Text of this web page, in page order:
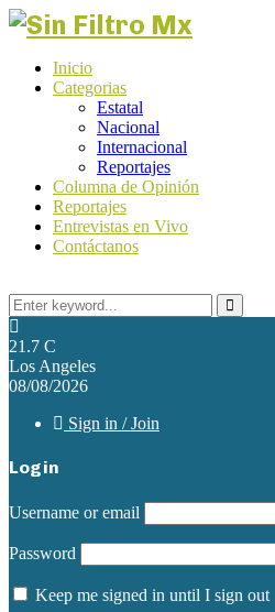
Inicio
Categorias
Estatal
Nacional
Internacional
Reportajes
Columna de Opinión
Reportajes
Entrevistas en Vivo
Contáctanos
Search
for:
Search
21.7 C
Los Angeles
08/08/2026
Sign in / Join
Login
Username or email
Password
Keep me signed in until I sign out